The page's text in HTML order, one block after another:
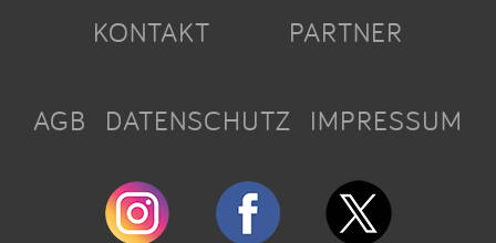
KONTAKT PARTNER
AGB DATENSCHUTZ IMPRESSUM